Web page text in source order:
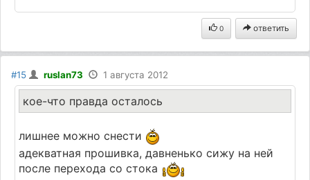
0 ответить
#15 ruslan73 1 августа 2012
кое-что правда осталось
лишнее можно снести
адекватная прошивка, давненько сижу на ней
после перехода со стока